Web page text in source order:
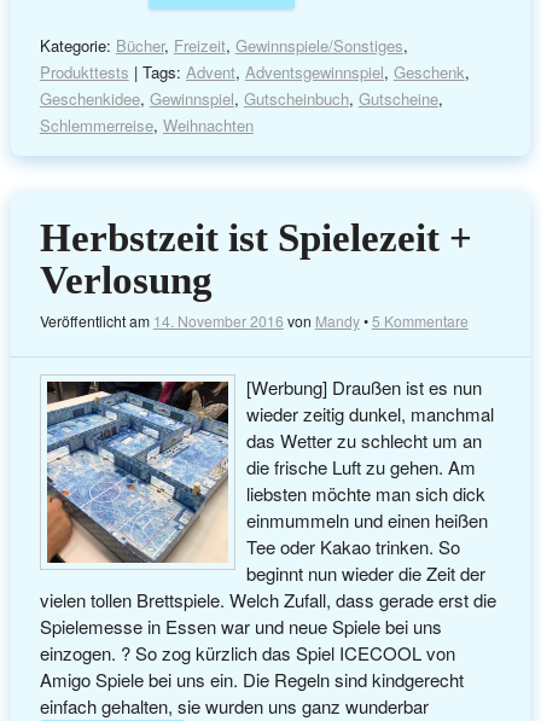
Kategorie: Bücher, Freizeit, Gewinnspiele/Sonstiges,
Produkttests | Tags: Advent, Adventsgewinnspiel, Geschenk,
Geschenkidee, Gewinnspiel, Gutscheinbuch, Gutscheine,
Schlemmerreise, Weihnachten
Herbstzeit ist Spielezeit +
Verlosung
Veröffentlicht am 14. November 2016 von Mandy•5 Kommentare
[Werbung] Draußen ist es nun
wieder zeitig dunkel, manchmal
das Wetter zu schlecht um an
die frische Luft zu gehen. Am
liebsten möchte man sich dick
einmummeln und einen heißen
Tee oder Kakao trinken. So
beginnt nun wieder die Zeit der
vielen tollen Brettspiele. Welch Zufall, dass gerade erst die
Spielemesse in Essen war und neue Spiele bei uns
einzogen. ? So zog kürzlich das Spiel ICECOOL von
Amigo Spiele bei uns ein. Die Regeln sind kindgerecht
einfach gehalten, sie wurden uns ganz wunderbar